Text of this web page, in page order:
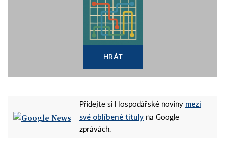
HRÁT
Přidejte si Hospodářské noviny mezi
své oblíbené tituly na Google
zprávách.